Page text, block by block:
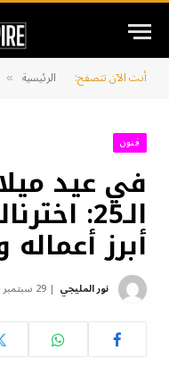
أنت الآن تتصفح: الرئيسية »
فنون
في عيد
الـ25:
أبرز
نور المليجي 29 سبتمبر 2020